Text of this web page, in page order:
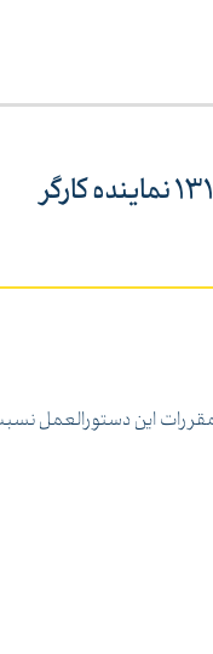
این دستورالعمل نسبت